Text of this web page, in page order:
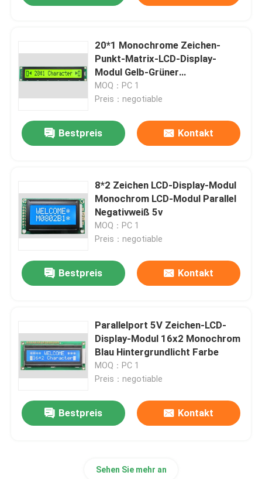
Zu Hause
Videos
Werksbesichtigung
Qualitätskontrolle
Kontakt mit uns
Neuigkeiten
Einteilige Computer
20*1 Monochrome Zeichen-
Punkt-Matrix-LCD-Display-
Modul Gelb-Grüner
Hintergrundlicht LCX201A
MOQ：PC 1
Preis：negotiable
Bestpreis Kontakt
8*2 Zeichen LCD-Display-Modul
Monochrom LCD-Modul Parallel
Negativweiß 5v
MOQ：PC 1
Preis：negotiable
Bestpreis Kontakt
Parallelport 5V Zeichen-LCD-
Display-Modul 16x2 Monochrom
Blau Hintergrundlicht Farbe
MOQ：PC 1
Preis：negotiable
Bestpreis Kontakt
Sehen Sie mehr an